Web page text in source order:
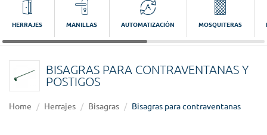
HERRAJES MANILLAS AUTOMATIZACIÓN MOSQUITERAS
BISAGRAS PARA CONTRAVENTANAS Y
POSTIGOS
Home Herrajes Bisagras Bisagras para contraventanas